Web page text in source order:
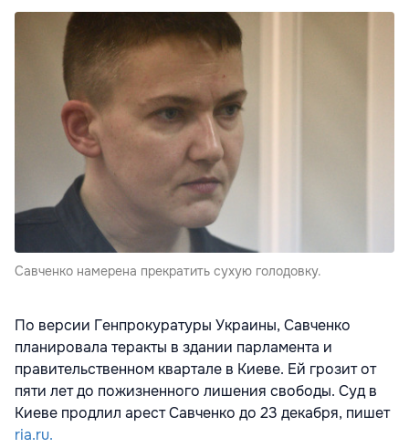
Савченко намерена прекратить сухую голодовку.
По версии Генпрокуратуры Украины, Савченко
планировала теракты в здании парламента и
правительственном квартале в Киеве. Ей грозит от
пяти лет до пожизненного лишения свободы. Суд в
Киеве продлил арест Савченко до 23 декабря, пишет
ria.ru.